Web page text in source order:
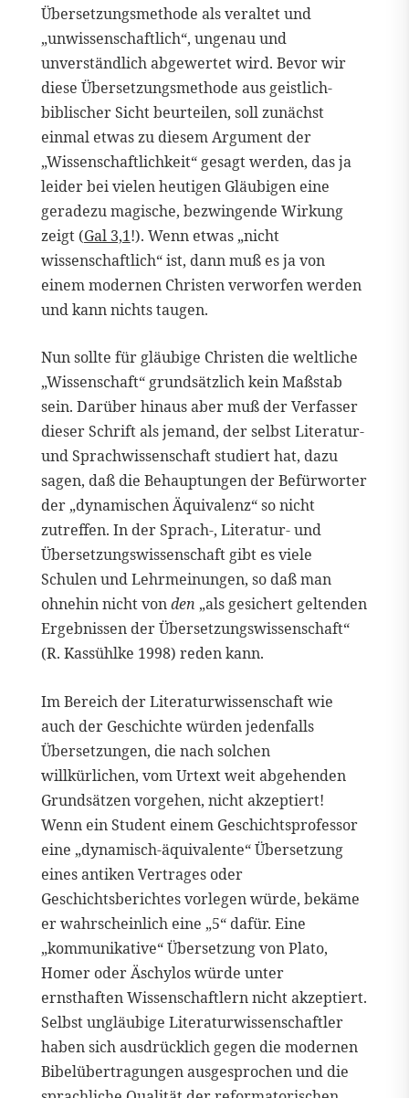
Übersetzungsmethode als veraltet und
„unwissenschaftlich“, ungenau und
unverständlich abgewertet wird. Bevor wir
diese Übersetzungsmethode aus geistlich-
biblischer Sicht beurteilen, soll zunächst
einmal etwas zu diesem Argument der
„Wissenschaftlichkeit“ gesagt werden, das ja
leider bei vielen heutigen Gläubigen eine
geradezu magische, bezwingende Wirkung
zeigt (Gal 3,1!). Wenn etwas „nicht
wissenschaftlich“ ist, dann muß es ja von
einem modernen Christen verworfen werden
und kann nichts taugen.
Nun sollte für gläubige Christen die weltliche
„Wissenschaft“ grundsätzlich kein Maßstab
sein. Darüber hinaus aber muß der Verfasser
dieser Schrift als jemand, der selbst Literatur-
und Sprachwissenschaft studiert hat, dazu
sagen, daß die Behauptungen der Befürworter
der „dynamischen Äquivalenz“ so nicht
zutreffen. In der Sprach-, Literatur- und
Übersetzungswissenschaft gibt es viele
Schulen und Lehrmeinungen, so daß man
ohnehin nicht vonden „als gesichert geltenden
Ergebnissen der Übersetzungswissenschaft“
(R. Kassühlke 1998) reden kann.
Im Bereich der Literaturwissenschaft wie
auch der Geschichte würden jedenfalls
Übersetzungen, die nach solchen
willkürlichen, vom Urtext weit abgehenden
Grundsätzen vorgehen, nicht akzeptiert!
Wenn ein Student einem Geschichtsprofessor
eine „dynamisch-äquivalente“ Übersetzung
eines antiken Vertrages oder
Geschichtsberichtes vorlegen würde, bekäme
er wahrscheinlich eine „5“ dafür. Eine
„kommunikative“ Übersetzung von Plato,
Homer oder Äschylos würde unter
ernsthaften Wissenschaftlern nicht akzeptiert.
Selbst ungläubige Literaturwissenschaftler
haben sich ausdrücklich gegen die modernen
Bibelübertragungen ausgesprochen und die